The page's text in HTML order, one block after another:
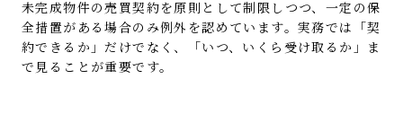
未完成物件の売買契約を原則として制限しつつ、一定の保
全措置がある場合のみ例外を認めています。実務では「契
約できるか」だけでなく、「いつ、いくら受け取るか」ま
で見ることが重要です。